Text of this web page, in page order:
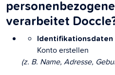
verarbeitet
Identifikationsdaten
Konto erstellen
(z. B. Name, Adresse,